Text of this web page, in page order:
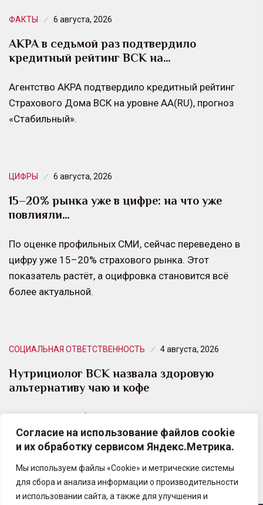
Согласие на использование файлов cookie
и их обработку сервисом Яндекс.Метрика.
Мы используем файлы «Cookie» и метрические системы
для сбора и анализа информации о производительности
и использовании сайта, а также для улучшения и
ФАКТЫ 6 августа, 2026
АКРА в седьмой раз подтвердило
кредитный рейтинг ВСК на…
Агентство АКРА подтвердило кредитный рейтинг
Страхового Дома ВСК на уровне АА(RU), прогноз
«Стабильный».
ЦИФРЫ 6 августа, 2026
15–20% рынка уже в цифре: на что уже
повлияли…
По оценке профильных СМИ, сейчас переведено в
цифру уже 15–20% страхового рынка. Этот
показатель растёт, а оцифровка становится всё
более актуальной.
СОЦИАЛЬНАЯ ОТВЕТСТВЕННОСТЬ 4 августа, 2026
Нутрициолог ВСК назвала здоровую
альтернативу чаю и кофе
Растительный сбор является полезной
альтернативой привычным кофе и чаю, потому что
богат витаминами группы B и C.